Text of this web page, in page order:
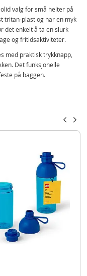
valg for små helter på
tritan-plast og har en myk
det enkelt å ta en slurk
og fritidsaktiviteter.
med praktisk trykknapp,
Det funksjonelle
på baggen.
og fritt for
og gjennomsiktig over